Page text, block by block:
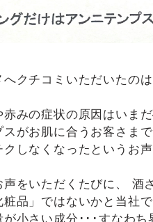
クチコミいただいたの
みの症状の原因はいま
スがお肌に合うお客さま
しなくなったというお
声をいただくたびに、 酒
品」ではないかと当社
小さい成分･･･すなわち